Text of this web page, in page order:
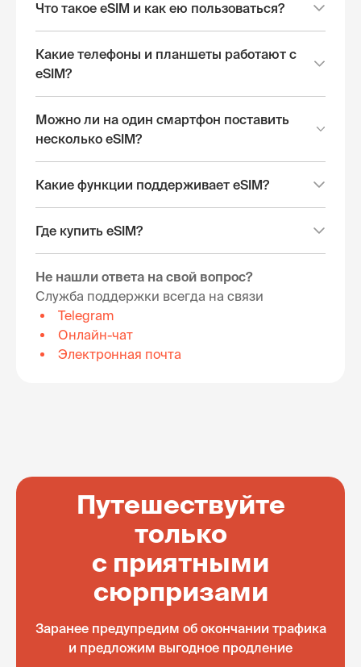
Что такое eSIM и как ею пользоваться?
Какие телефоны и планшеты работают с
eSIM?
Можно ли на один смартфон поставить
несколько eSIM?
Какие функции поддерживает eSIM?
Где купить eSIM?
Не нашли ответа на свой вопрос?
Служба поддержки всегда на связи
Telegram
Онлайн-чат
Электронная почта
Путешествуйте
только
с приятными
сюрпризами
Заранее предупредим об окончании трафика
и предложим выгодное продление